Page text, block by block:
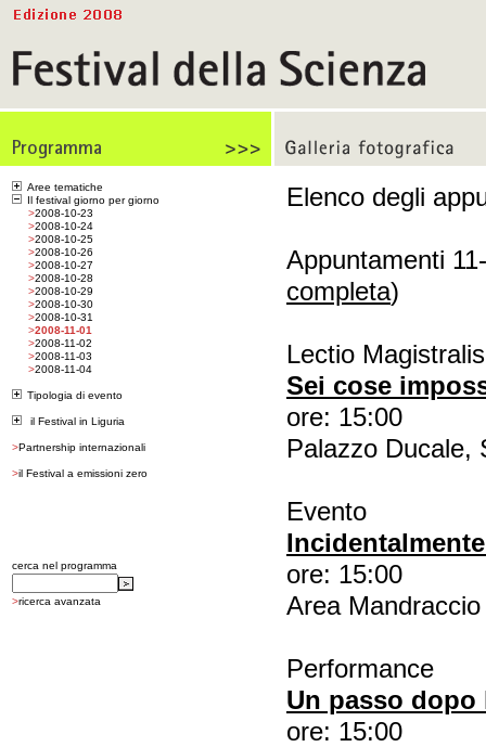
Aree tematiche
Il festival giorno per giorno
>2008-10-23
>2008-10-24
>2008-10-25
>2008-10-26
>2008-10-27
>2008-10-28
>2008-10-29
>2008-10-30
>2008-10-31
>2008-11-01
>2008-11-02
>2008-11-03
>2008-11-04
Tipologia di evento
il Festival in Liguria
>Partnership internazionali
>il Festival a emissioni zero
cerca nel programma
>ricerca avanzata
Elenco degli
Appuntamenti
completa)
Lectio Magistralis
Sei cose
ore: 15:00
Palazzo Ducale,
Evento
ore: 15:00
Area Mandraccio
Performance
Un passo dopo
ore: 15:00